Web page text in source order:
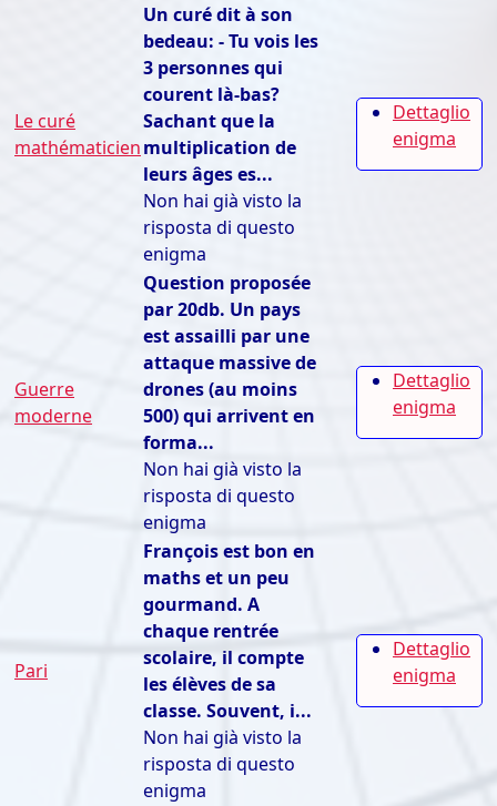
Le curé
mathématicien
Un curé dit à son
bedeau: - Tu vois les
3 personnes qui
courent là-bas?
Sachant que la
multiplication de
leurs âges es...
Non hai già visto la
risposta di questo
enigma
Dettaglio
enigma
Guerre
moderne
Question proposée
par 20db. Un pays
est assailli par une
attaque massive de
drones (au moins
500) qui arrivent en
forma...
Non hai già visto la
risposta di questo
enigma
Dettaglio
enigma
Pari
François est bon en
maths et un peu
gourmand. A
chaque rentrée
scolaire, il compte
les élèves de sa
classe. Souvent, i...
Non hai già visto la
risposta di questo
enigma
Dettaglio
enigma